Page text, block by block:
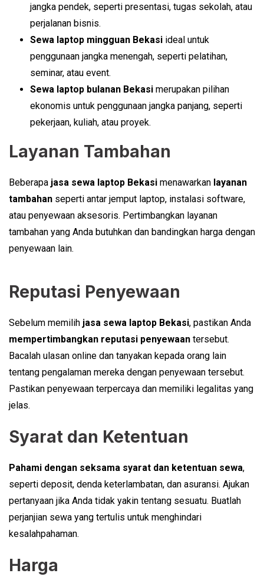
jangka pendek, seperti presentasi, tugas sekolah, atau
perjalanan bisnis.
Sewa laptop mingguan Bekasi ideal untuk
penggunaan jangka menengah, seperti pelatihan,
seminar, atau event.
Sewa laptop bulanan Bekasi merupakan pilihan
ekonomis untuk penggunaan jangka panjang, seperti
pekerjaan, kuliah, atau proyek.
Layanan Tambahan
Beberapa jasa sewa laptop Bekasi menawarkan layanan
tambahan seperti antar jemput laptop, instalasi software,
atau penyewaan aksesoris. Pertimbangkan layanan
tambahan yang Anda butuhkan dan bandingkan harga dengan
penyewaan lain.
Reputasi Penyewaan
Sebelum memilih jasa sewa laptop Bekasi, pastikan Anda
mempertimbangkan reputasi penyewaan tersebut.
Bacalah ulasan online dan tanyakan kepada orang lain
tentang pengalaman mereka dengan penyewaan tersebut.
Pastikan penyewaan terpercaya dan memiliki legalitas yang
jelas.
Syarat dan Ketentuan
Pahami dengan seksama syarat dan ketentuan sewa,
seperti deposit, denda keterlambatan, dan asuransi. Ajukan
pertanyaan jika Anda tidak yakin tentang sesuatu. Buatlah
perjanjian sewa yang tertulis untuk menghindari
kesalahpahaman.
Harga